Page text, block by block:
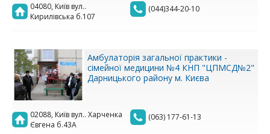
04080, Київ вул..
Кирилівська б.107
(044)344-20-10
Амбулаторія загальної практики -
сімейної медицини №4 КНП "ЦПМСД№2"
Дарницького району м. Києва
02088, Київ вул.. Харченка
Євгена б.43А
(063) 177-61-13